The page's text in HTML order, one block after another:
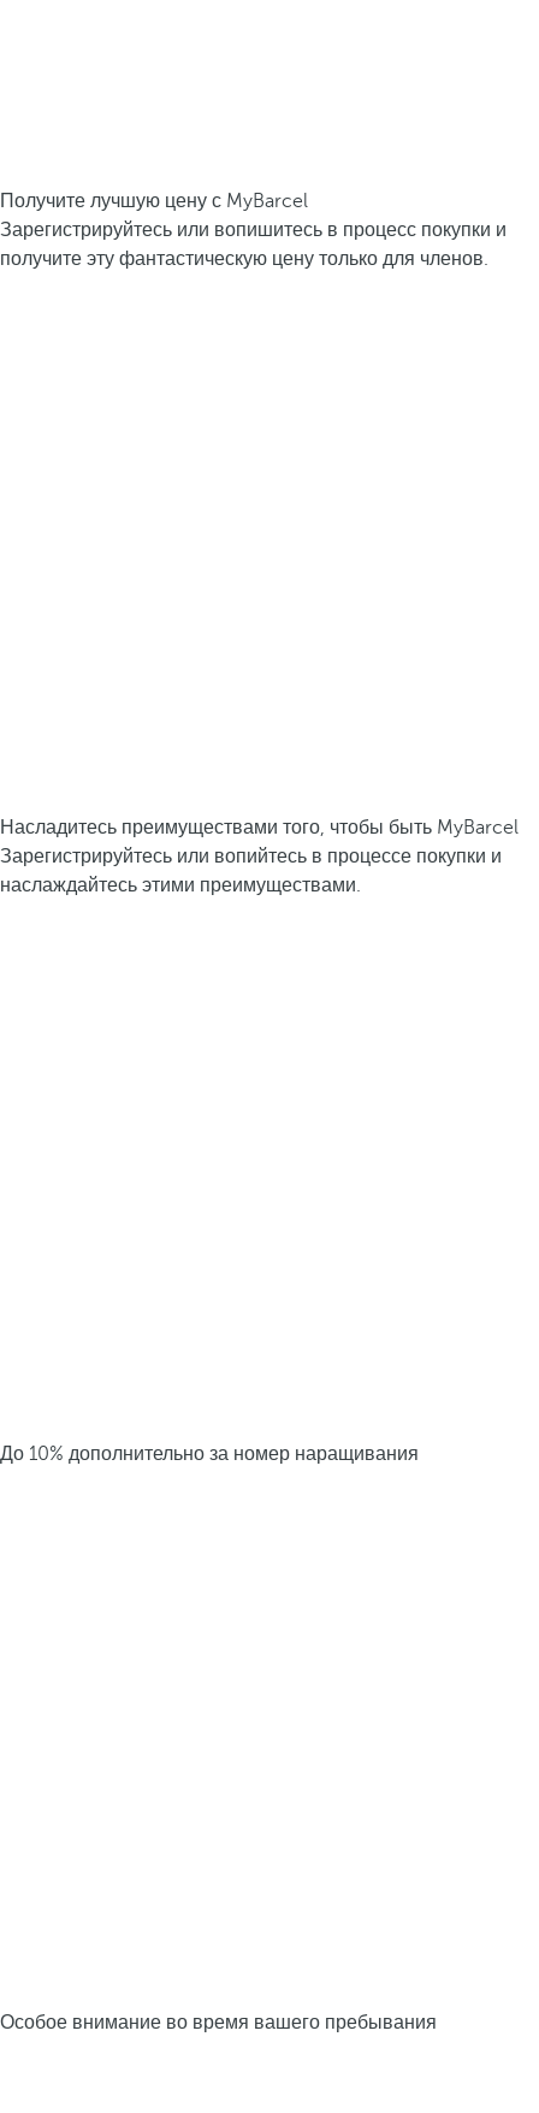
Получите лучшую цену с MyBarcel
Зарегистрируйтесь или вопишитесь в процесс покупки и
получите эту фантастическую цену только для членов.
Насладитесь преимуществами того, чтобы быть MyBarcel
Зарегистрируйтесь или вопийтесь в процессе покупки и
наслаждайтесь этими преимуществами.
До 10% дополнительно за номер наращивания
Особое внимание во время вашего пребывания